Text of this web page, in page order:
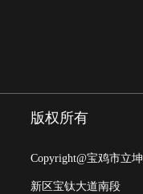
版权所有
Copyright@宝鸡市立
新区宝钛大道南段